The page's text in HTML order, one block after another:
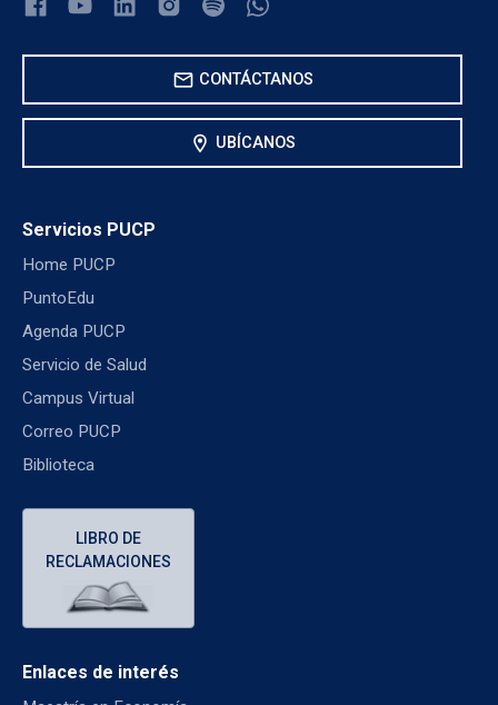
mail CONTÁCTANOS
location_on UBÍCANOS
Servicios PUCP
Home PUCP
PuntoEdu
Agenda PUCP
Servicio de Salud
Campus Virtual
Correo PUCP
Biblioteca
LIBRO DE
RECLAMACIONES
Enlaces de interés